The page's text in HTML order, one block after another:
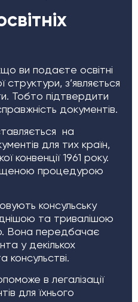
ви подаєте освітні
з’являється
Тобто підтвердити
документів.
на
для тих країн,
конвенції 1961 року.
процедурою
консульську
та тривалішою
Вона передбачає
у декількох
консульстві.
в легалізації
для їхнього